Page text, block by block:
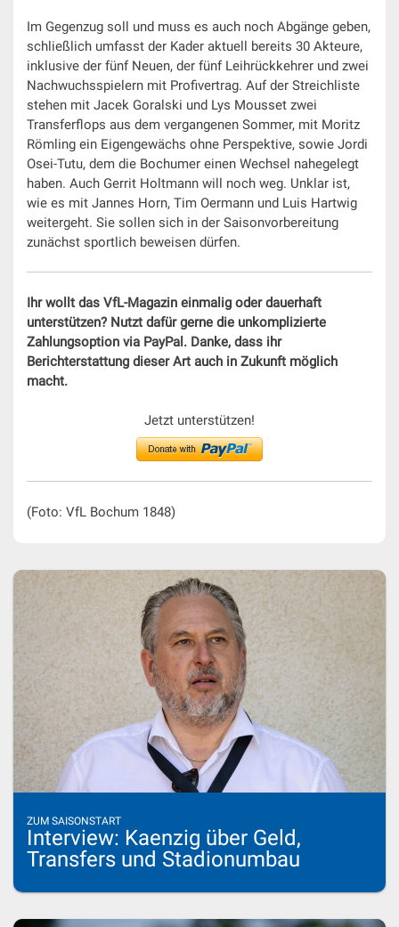
Im Gegenzug soll und muss es auch noch Abgänge geben,
schließlich umfasst der Kader aktuell bereits 30 Akteure,
inklusive der fünf Neuen, der fünf Leihrückkehrer und zwei
Nachwuchsspielern mit Profivertrag. Auf der Streichliste
stehen mit Jacek Goralski und Lys Mousset zwei
Transferflops aus dem vergangenen Sommer, mit Moritz
Römling ein Eigengewächs ohne Perspektive, sowie Jordi
Osei-Tutu, dem die Bochumer einen Wechsel nahegelegt
haben. Auch Gerrit Holtmann will noch weg. Unklar ist,
wie es mit Jannes Horn, Tim Oermann und Luis Hartwig
weitergeht. Sie sollen sich in der Saisonvorbereitung
zunächst sportlich beweisen dürfen.
Ihr wollt das VfL-Magazin einmalig oder dauerhaft
unterstützen? Nutzt dafür gerne die unkomplizierte
Zahlungsoption via PayPal. Danke, dass ihr
Berichterstattung dieser Art auch in Zukunft möglich
macht.
Jetzt unterstützen!
(Foto: VfL Bochum 1848)
ZUM SAISONSTART
Interview: Kaenzig über Geld,
Transfers und Stadionumbau